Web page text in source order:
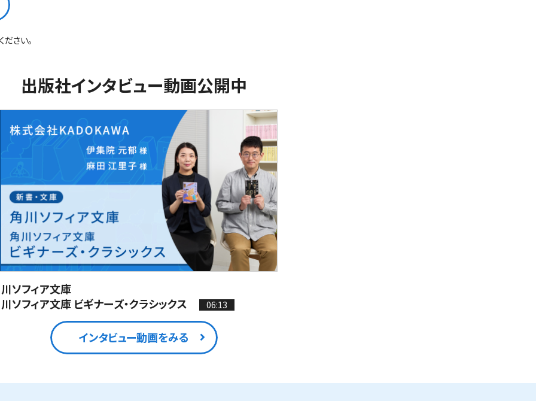
さい。
出版社インタビュー動画公開中
ソフィア文庫
ソフィア文庫 ビギナーズ・クラシックス
06:13
インタビュー動画をみる